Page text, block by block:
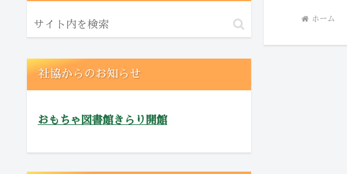
ホーム
社協からのお知らせ
おもちゃ図書館きらり開館